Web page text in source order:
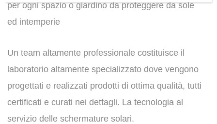
per ogni spazio o giardino da proteggere da sole
ed intemperie
Un team altamente professionale costituisce il
laboratorio altamente specializzato dove vengono
progettati e realizzati prodotti di ottima qualità, tutti
certificati e curati nei dettagli. La tecnologia al
servizio delle schermature solari.